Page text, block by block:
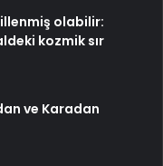
olabilir:
kozmik sır
ve Karadan